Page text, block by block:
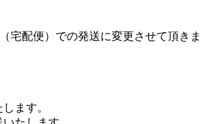
宅配便）での発送に変更させて頂き
ます。